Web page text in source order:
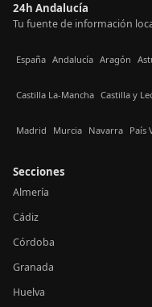
24h Andalucía
Tu fuente de información
España Andalucía Aragón
Castilla La-Mancha Castilla y
Madrid Murcia Navarra País
Secciones
Almería
Cádiz
Córdoba
Granada
Huelva